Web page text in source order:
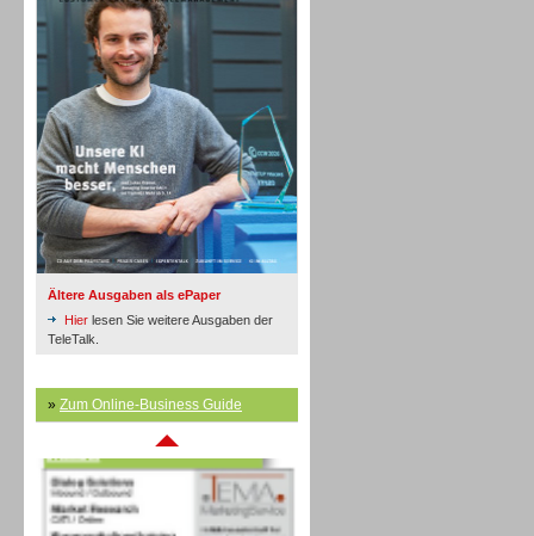
Ältere Ausgaben als ePaper
Hier lesen Sie weitere Ausgaben der
TeleTalk.
» Zum Online-Business Guide
Inbound
Inbound